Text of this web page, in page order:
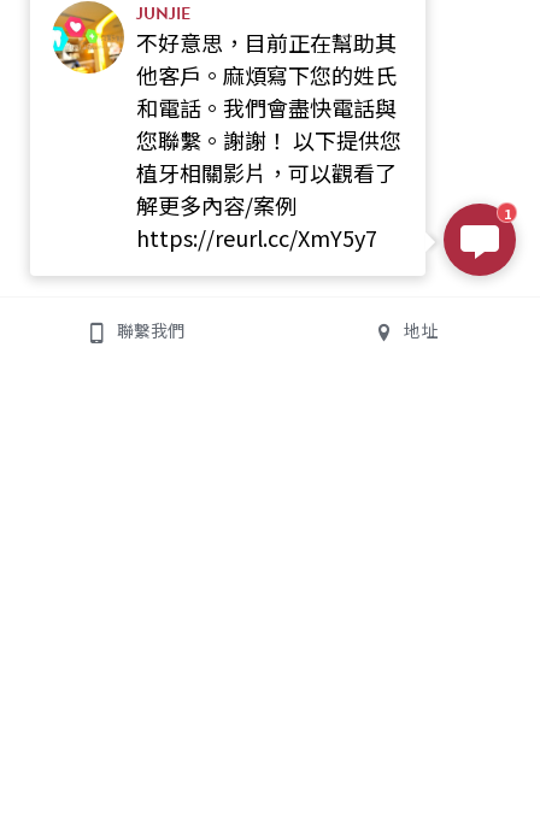
聯繫我們 地址
JUNJIE
不好意思，目前正在幫助其
他客戶。麻煩寫下您的姓氏
和電話。我們會盡快電話與
您聯繫。謝謝！ 以下提供您
植牙相關影片，可以觀看了
解更多內容/案例
https://reurl.cc/XmY5y7
1